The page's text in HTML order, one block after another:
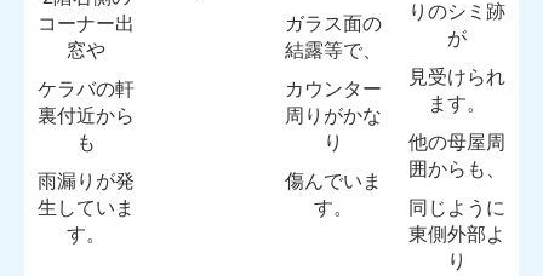
コーナー出
窓や
ケラバの軒
裏付近から
も
雨漏りが発
生していま
す。
ガラス面の
結露等で、
カウンター
周りがかな
り
傷んでいま
す。
りのシミ跡
が
見受けられ
ます。
他の母屋周
囲からも、
同じように
東側外部よ
り